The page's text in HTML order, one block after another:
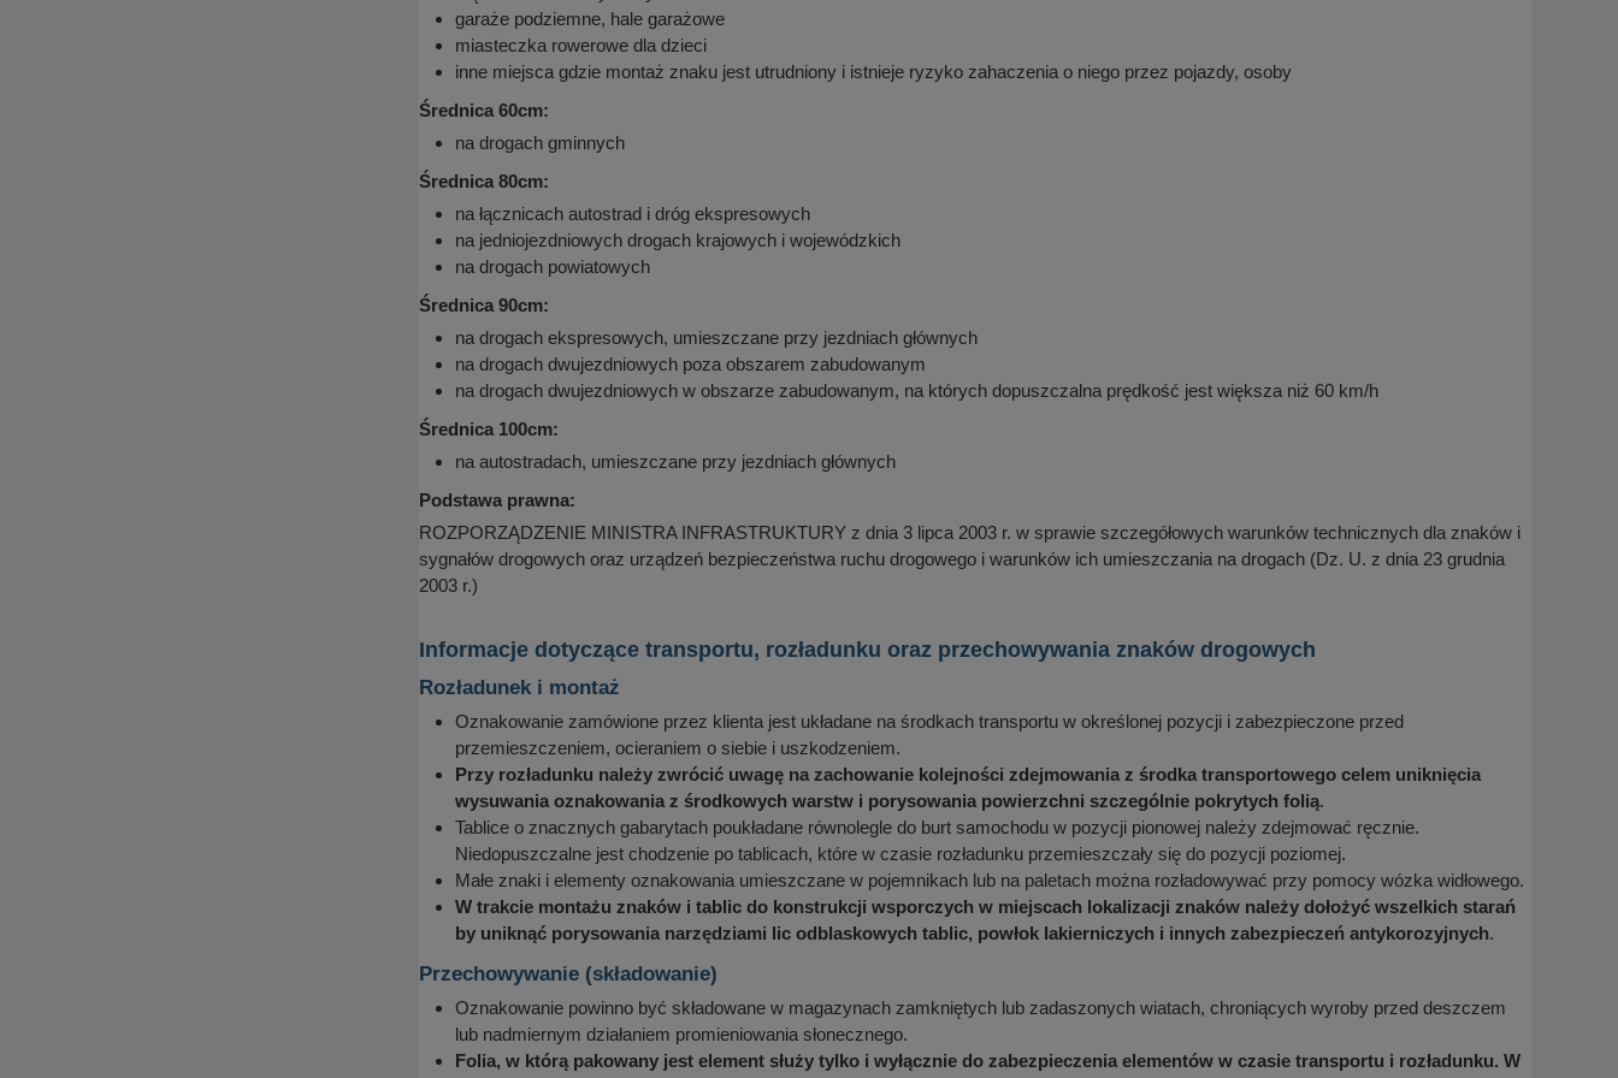
garaże podziemne, hale garażowe
miasteczka rowerowe dla dzieci
inne miejsca gdzie montaż znaku jest utrudniony i istnieje ryzyko zahaczenia o niego przez pojazdy, osoby
Średnica 60cm:
na drogach gminnych
Średnica 80cm:
na łącznicach autostrad i dróg ekspresowych
na jedniojezdniowych drogach krajowych i wojewódzkich
na drogach powiatowych
Średnica 90cm:
na drogach ekspresowych, umieszczane przy jezdniach głównych
na drogach dwujezdniowych poza obszarem zabudowanym
na drogach dwujezdniowych w obszarze zabudowanym, na których dopuszczalna prędkość jest większa niż 60 km/h
Średnica 100cm:
na autostradach, umieszczane przy jezdniach głównych
Podstawa prawna:
ROZPORZĄDZENIE MINISTRA INFRASTRUKTURY z dnia 3 lipca 2003 r. w sprawie szczegółowych warunków technicznych dla znaków i
sygnałów drogowych oraz urządzeń bezpieczeństwa ruchu drogowego i warunków ich umieszczania na drogach (Dz. U. z dnia 23 grudnia
2003 r.)
Informacje dotyczące transportu, rozładunku oraz przechowywania znaków drogowych
Rozładunek i montaż
Oznakowanie zamówione przez klienta jest układane na środkach transportu w określonej pozycji i zabezpieczone przed
przemieszczeniem, ocieraniem o siebie i uszkodzeniem.
Przy rozładunku należy zwrócić uwagę na zachowanie kolejności zdejmowania z środka transportowego celem uniknięcia
wysuwania oznakowania z środkowych warstw i porysowania powierzchni szczególnie pokrytych folią.
Tablice o znacznych gabarytach poukładane równolegle do burt samochodu w pozycji pionowej należy zdejmować ręcznie.
Niedopuszczalne jest chodzenie po tablicach, które w czasie rozładunku przemieszczały się do pozycji poziomej.
Małe znaki i elementy oznakowania umieszczane w pojemnikach lub na paletach można rozładowywać przy pomocy wózka widłowego.
W trakcie montażu znaków i tablic do konstrukcji wsporczych w miejscach lokalizacji znaków należy dołożyć wszelkich starań
by uniknąć porysowania narzędziami lic odblaskowych tablic, powłok lakierniczych i innych zabezpieczeń antykorozyjnych.
Przechowywanie (składowanie)
Oznakowanie powinno być składowane w magazynach zamkniętych lub zadaszonych wiatach, chroniących wyroby przed deszczem
lub nadmiernym działaniem promieniowania słonecznego.
Folia, w którą pakowany jest element służy tylko i wyłącznie do zabezpieczenia elementów w czasie transportu i rozładunku. W